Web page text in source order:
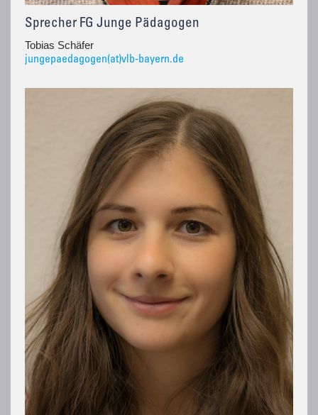
Sprecher FG Junge Pädagogen
Tobias Schäfer
jungepaedagogen(at)vlb-bayern.de